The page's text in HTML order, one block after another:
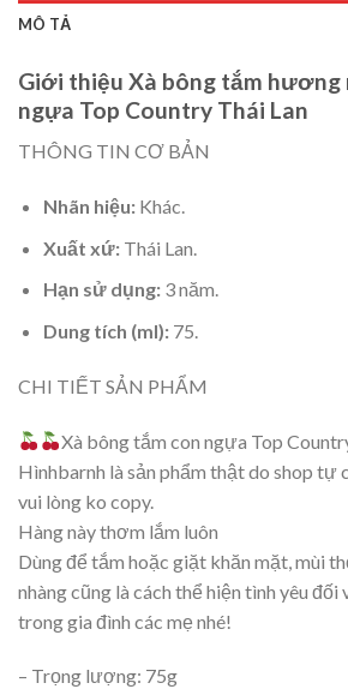
MÔ TẢ
Giới thiệu Xà bông tắm
ngựa Top Country Thái Lan
THÔNG TIN CƠ BẢN
Nhãn hiệu:Khác.
Xuất xứ:Thái Lan.
Hạn sử dụng:3 năm.
Dung tích (ml):75.
CHI TIẾT SẢN PHẨM
Xà bông tắm con ngựa Top
Hìnhbarnh là sản phẩm thật do shop tự
vui lòng ko copy.
Hàng này thơm lắm luôn
Dùng để tắm hoặc giặt khăn mặt, mùi
nhàng cũng là cách thể hiện tình yêu đối
trong gia đình các mẹ nhé!
– Trọng lượng: 75g